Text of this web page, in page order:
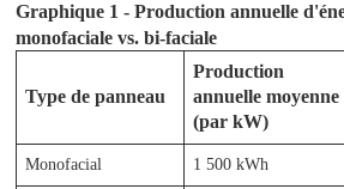
Graphique 1 - Production annuelle
monofaciale vs. bi-faciale
Type de panneau
Production
annuelle moyenne
(par kW)
Monofacial 1 500 kWh